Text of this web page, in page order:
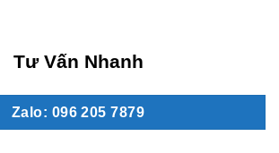
Tư Vấn Nhanh
Zalo: 096 205 7879